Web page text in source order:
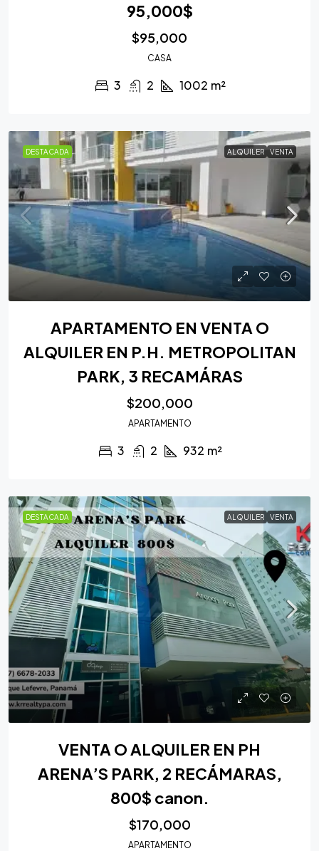
95,000$
$95,000
CASA
3 2 1002 m²
DESTACADA ALQUILER VENTA
APARTAMENTO EN VENTA O
ALQUILER EN P.H. METROPOLITAN
PARK, 3 RECAMÁRAS
$200,000
APARTAMENTO
3 2 932 m²
DESTACADA ALQUILER VENTA
VENTA O ALQUILER EN PH
ARENA’S PARK, 2 RECÁMARAS,
800$ canon.
$170,000
APARTAMENTO